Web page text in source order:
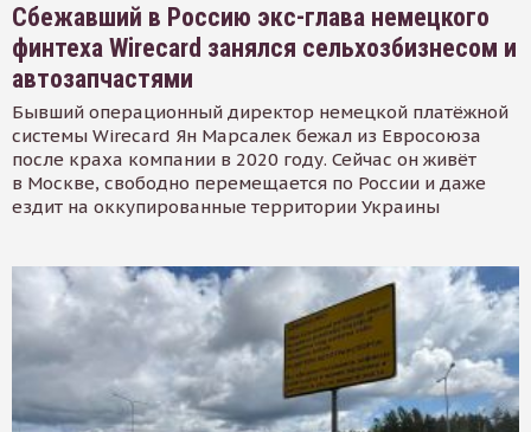
Сбежавший в Россию экс-глава немецкого
финтеха Wirecard занялся сельхозбизнесом и
автозапчастями
Бывший операционный директор немецкой платёжной
системы Wirecard Ян Марсалек бежал из Евросоюза
после краха компании в 2020 году. Сейчас он живёт
в Москве, свободно перемещается по России и даже
ездит на оккупированные территории Украины